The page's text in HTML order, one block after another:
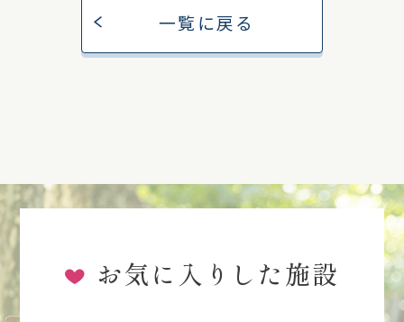
一覧に戻る
お気に入りした施設